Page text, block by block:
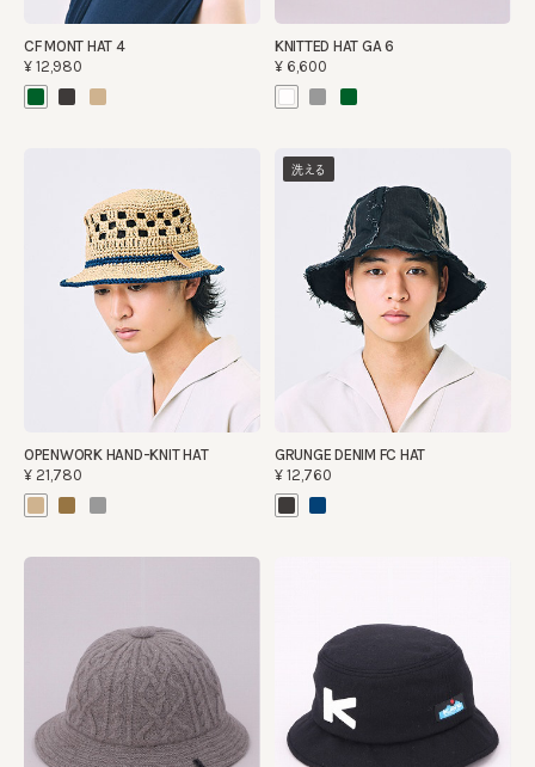
CF MONT HAT 4
¥12,980
KNITTED HAT GA 6
¥6,600
OPENWORK HAND-KNIT HAT
¥21,780
洗える
GRUNGE DENIM FC HAT
¥12,760